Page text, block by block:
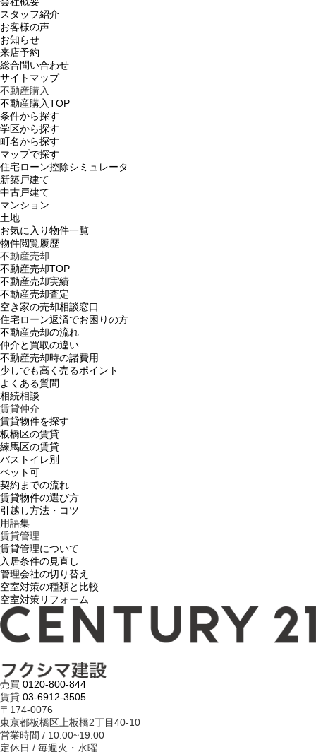
スタッフ紹介
お客様の声
お知らせ
来店予約
総合問い合わせ
サイトマップ
不動産購入
不動産購入TOP
条件から探す
学区から探す
町名から探す
マップで探す
住宅ローン控除シミュレータ
新築戸建て
中古戸建て
マンション
土地
お気に入り物件一覧
物件閲覧履歴
不動産売却
不動産売却TOP
不動産売却実績
不動産売却査定
空き家の売却相談窓口
住宅ローン返済でお困りの方
不動産売却の流れ
仲介と買取の違い
不動産売却時の諸費用
少しでも高く売るポイント
よくある質問
相続相談
賃貸仲介
賃貸物件を探す
板橋区の賃貸
練馬区の賃貸
バストイレ別
ペット可
契約までの流れ
賃貸物件の選び方
引越し方法・コツ
用語集
賃貸管理
賃貸管理について
入居条件の見直し
管理会社の切り替え
空室対策の種類と比較
空室対策リフォーム
売買 0120-800-844
賃貸 03-6912-3505
〒174-0076
東京都板橋区上板橋2丁目40-10
営業時間 / 10:00~19:00
定休日 / 毎週火・水曜